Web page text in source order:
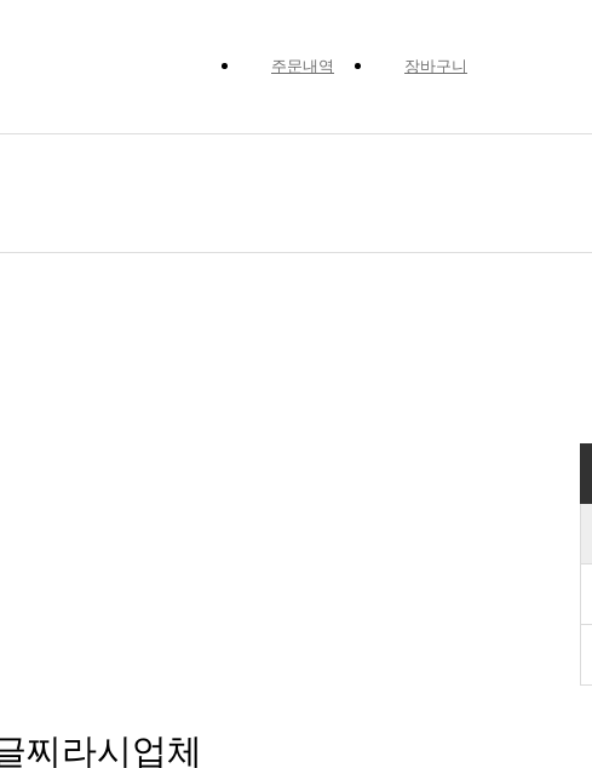
주문내역 장바구니
찌라시업체